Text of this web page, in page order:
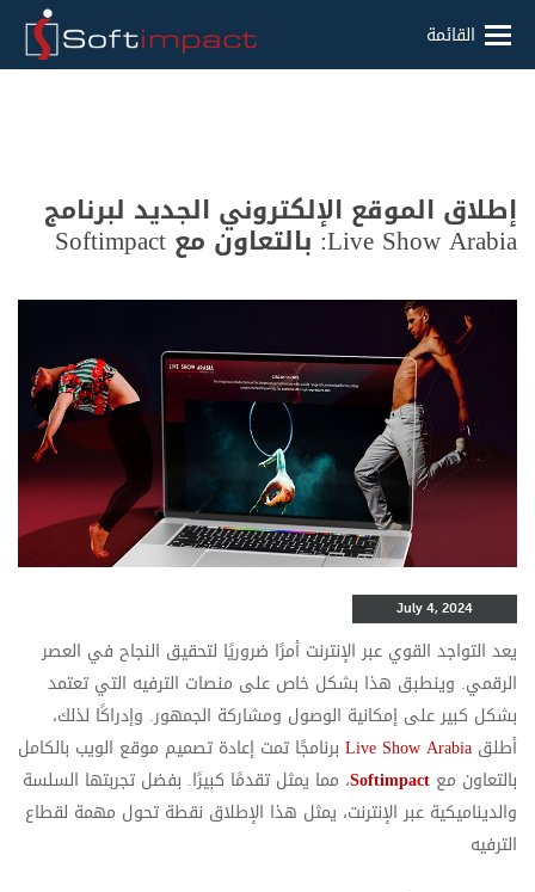
القائمة
إطلاق الموقع الإلكتروني الجديد لبرنامج
Live Show Arabia: بالتعاون مع Softimpact
July 4, 2024
يعد التواجد القوي عبر الإنترنت أمرًا ضروريًا لتحقيق النجاح في العصر
الرقمي. وينطبق هذا بشكل خاص على منصات الترفيه التي تعتمد
بشكل كبير على إمكانية الوصول ومشاركة الجمهور. وإدراكًا لذلك،
أطلق Live Show Arabia برنامجًا تمت إعادة تصميم موقع الويب بالكامل
بالتعاون مع Softimpact، مما يمثل تقدمًا كبيرًا. بفضل تجربتها السلسة
والديناميكية عبر الإنترنت، يمثل هذا الإطلاق نقطة تحول مهمة لقطاع
الترفيه